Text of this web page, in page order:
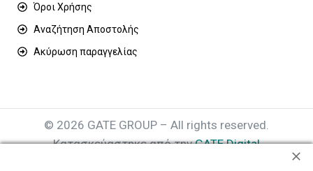
Όροι Χρήσης
Αναζήτηση Αποστολής
Ακύρωση παραγγελίας
© 2026 GATE GROUP – All rights reserved.
Κατασκεύαστηκε από τηνGATE Digital